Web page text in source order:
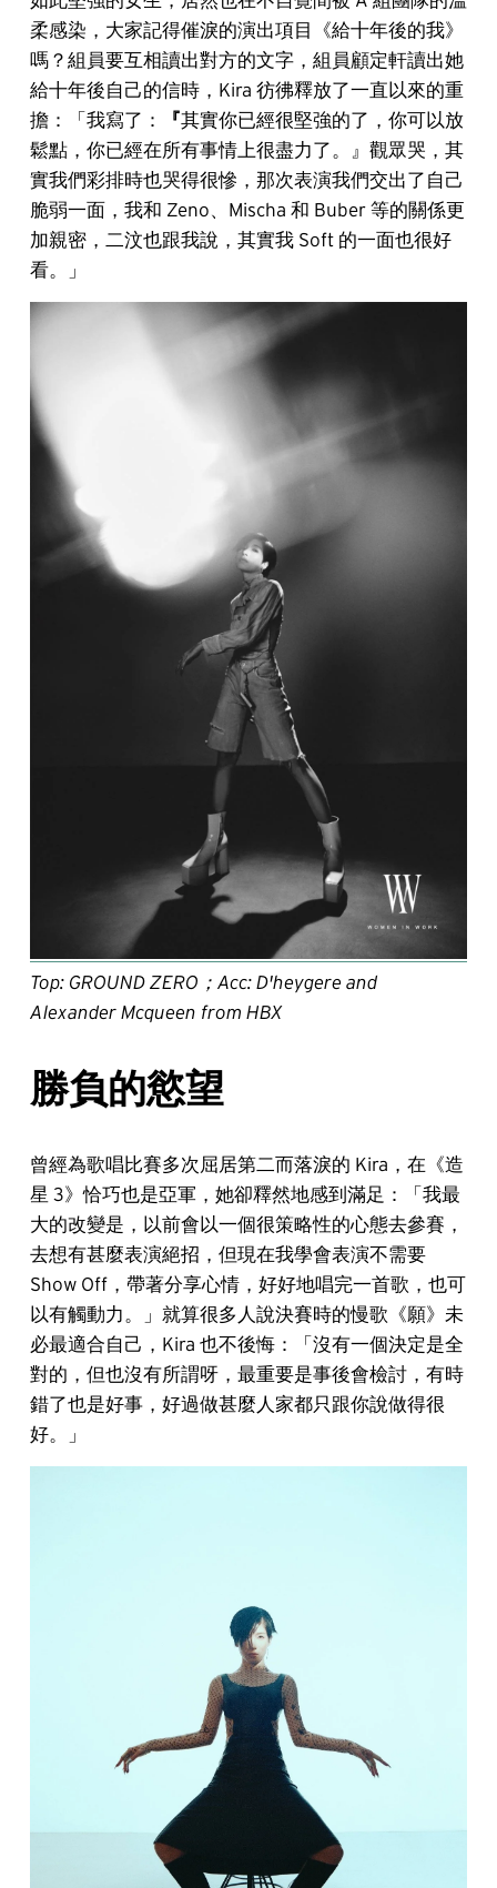
柔感染，大家記得催淚的演出項目《給十年後的我》
嗎？組員要互相讀出對方的文字，組員顧定軒讀出她
給十年後自己的信時，Kira 彷彿釋放了一直以來的重
擔：「我寫了：
『其實你已經很堅強的了，你可以放
鬆點，你已經在所有事情上很盡力了。』觀眾哭，其
實我們彩排時也哭得很慘，那次表演我們交出了自己
脆弱一面，我和 Zeno、Mischa 和 Buber 等的關係更
加親密，二汶也跟我說，其實我 Soft 的一面也很好
看。」
Top: GROUND ZERO；Acc: D'heygere and
Alexander Mcqueen from HBX
勝負的慾望
曾經為歌唱比賽多次屈居第二而落淚的 Kira，在《造
星 3》恰巧也是亞軍，她卻釋然地感到滿足：「我最
大的改變是，以前會以一個很策略性的心態去參賽，
去想有甚麼表演絕招，但現在我學會表演不需要
Show Off，帶著分享心情，好好地唱完一首歌，也可
以有觸動力。」就算很多人說決賽時的慢歌《願》未
必最適合自己，Kira 也不後悔：「沒有一個決定是全
對的，但也沒有所謂呀，最重要是事後會檢討，有時
錯了也是好事，好過做甚麼人家都只跟你說做得很
好。」